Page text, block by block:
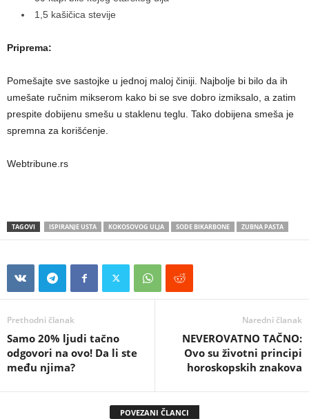
1,5 kašičica stevije
Priprema:
Pomešajte sve sastojke u jednoj maloj činiji. Najbolje bi bilo da ih
umešate ručnim mikserom kako bi se sve dobro izmiksalo, a zatim
prespite dobijenu smešu u staklenu teglu. Tako dobijena smeša je
spremna za korišćenje.
Webtribune.rs
TAGOVI ISPIRANJE USTA KOKOSOVOG ULJA SODE BIKARBONE ZUBNA PASTA
Prethodni članak
Samo 20% ljudi tačno
odgovori na ovo! Da li ste
među njima?
Naredni članak
NEVEROVATNO TAČNO:
Ovo su životni principi
horoskopskih znakova
POVEZANI ČLANCI